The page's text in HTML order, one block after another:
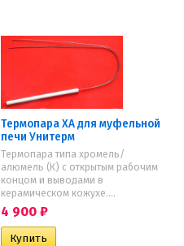
Термопара ХА для муфельной
печи Унитерм
​Термопара типа хромель/
алюмель (К) с открытым рабочим
концом и выводами в
керамическом кожухе....
4 900 ₽